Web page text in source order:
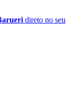
direto no seu